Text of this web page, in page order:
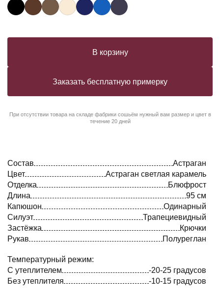
В корзину
Заказать бесплатную примерку
При отсутствии товара на складе фабрики сошьём нужный вам размер и цвет в
течение 20 дней
Состав
Астраган
Цвет
Астраган светлая карамель
Отделка
Блюфрост
Длина
95 см
Капюшон
Одинарный
Силуэт
Трапециевидный
Застёжка
Крючки
Рукав
Полуреглан
Температурный режим:
С утеплителем
-20-25 градусов
Без утеплителя
-10-15 градусов